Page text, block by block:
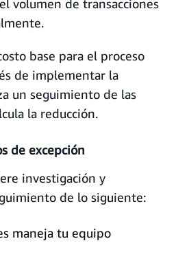
volumen de transacciones
base para el proceso
de implementar la
un seguimiento de las
la reducción.
de excepción
investigación y
de lo siguiente:
maneja tu equipo